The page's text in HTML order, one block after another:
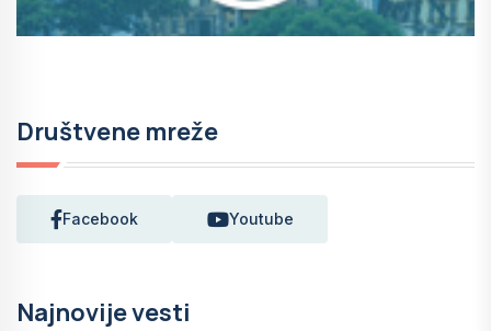
Društvene mreže
Facebook Youtube
Najnovije vesti